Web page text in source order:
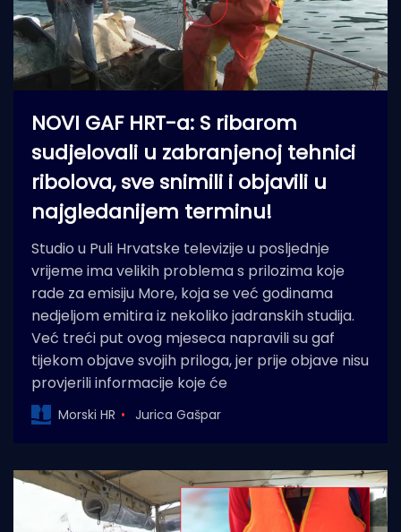
NOVI GAF HRT-a: S ribarom
sudjelovali u zabranjenoj tehnici
ribolova, sve snimili i objavili u
najgledanijem terminu!
Studio u Puli Hrvatske televizije u posljednje
vrijeme ima velikih problema s prilozima koje
rade za emisiju More, koja se već godinama
nedjeljom emitira iz nekoliko jadranskih studija.
Već treći put ovog mjeseca napravili su gaf
tijekom objave svojih priloga, jer prije objave nisu
provjerili informacije koje će
Morski HR Jurica Gašpar